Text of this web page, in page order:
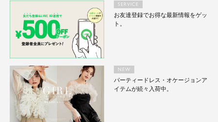
SERVICE
お友達登録でお得な最新情報をゲッ
ト。
NEW
パーティードレス・オケージョンア
イテムが続々入荷中。